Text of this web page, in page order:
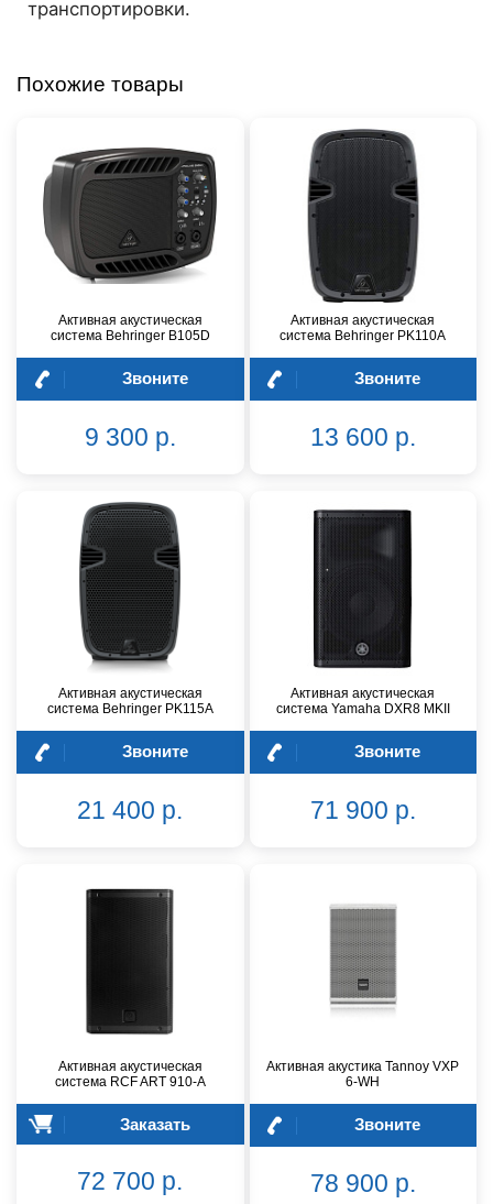
транспортировки.
Похожие товары
Активная акустическая
система Behringer B105D
Звоните
9 300 р.
Активная акустическая
система Behringer PK110A
Звоните
13 600 р.
Активная акустическая
система Behringer PK115A
Звоните
21 400 р.
Активная акустическая
система Yamaha DXR8 MKII
Звоните
71 900 р.
Активная акустическая
система RCF ART 910-A
Заказать
72 700 р.
Активная акустика Tannoy VXP
6-WH
Звоните
78 900 р.